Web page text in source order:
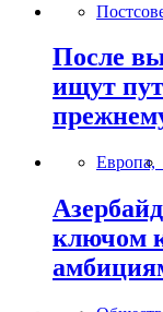
После
ищут
Европа,
ключом